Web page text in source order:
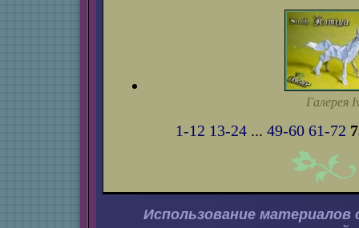
Галерея
1-12 13-24 ... 49-60 61-72
Использование материалов